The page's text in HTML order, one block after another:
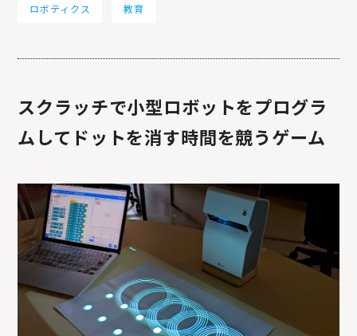
ロボティクス 教育
スクラッチで小型ロボットをプログラ
ムしてドットを消す時間を競うゲーム